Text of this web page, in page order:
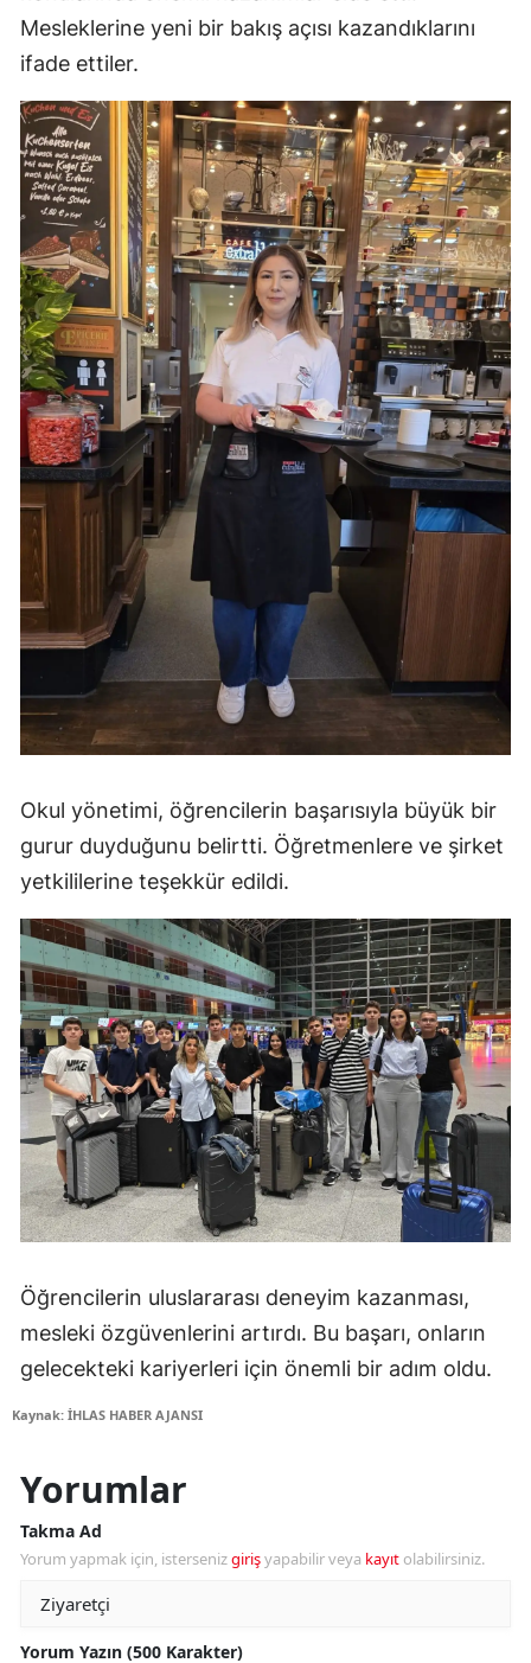
Mesleklerine yeni bir bakış açısı kazandıklarını
ifade ettiler.
Okul yönetimi, öğrencilerin başarısıyla büyük bir
gurur duyduğunu belirtti. Öğretmenlere ve şirket
yetkililerine teşekkür edildi.
Öğrencilerin uluslararası deneyim kazanması,
mesleki özgüvenlerini artırdı. Bu başarı, onların
gelecekteki kariyerleri için önemli bir adım oldu.
Kaynak: İHLAS HABER AJANSI
Yorumlar
Takma Ad
Yorum yapmak için, istersenizgirişyapabilir veya kayıt olabilirsiniz.
Yorum Yazın (500 Karakter)